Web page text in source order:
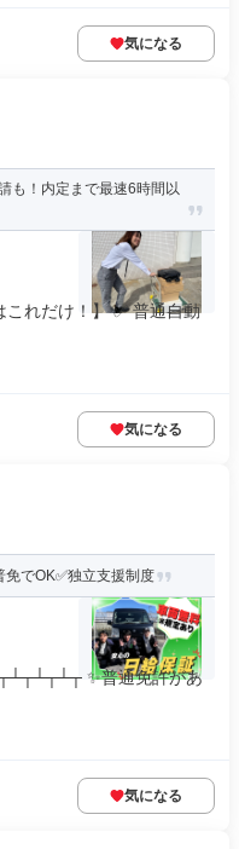
気になる
も！内定まで最速6時間以
れだけ！】 ✅ 普通自動
気になる
免でOK✅独立支援制度
✨普通免許があ
気になる